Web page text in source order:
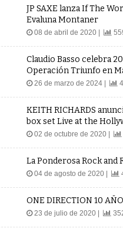
JP SAXE lanza If The
Evaluna Montaner
08 de abril de 2020 |
Claudio Basso celebra
Operación Triunfo en
26 de marzo de 2024 |
KEITH RICHARDS
box set Live at the
02 de octubre de 2020 |
La Ponderosa Rock and
04 de agosto de 2020 |
ONE DIRECTION 10
23 de julio de 2020 |